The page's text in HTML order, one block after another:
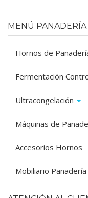
MENÚ PANADERÍA
Hornos de
Fermentación
Ultracongelación
Máquinas de
Accesorios Hornos
Mobiliario Panadería